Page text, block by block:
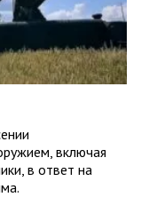
включая
в ответ на